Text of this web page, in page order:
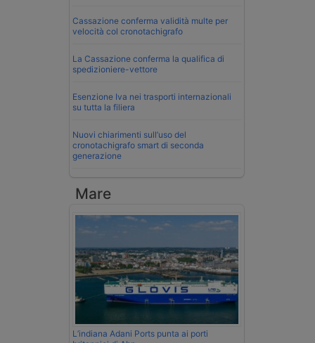
Cassazione conferma validità multe per
velocità col cronotachigrafo
La Cassazione conferma la qualifica di
spedizioniere-vettore
Esenzione Iva nei trasporti internazionali
su tutta la filiera
Nuovi chiarimenti sull’uso del
cronotachigrafo smart di seconda
generazione
Mare
L’indiana Adani Ports punta ai porti